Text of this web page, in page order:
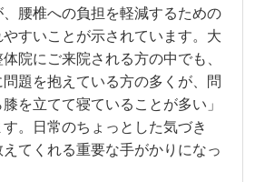
腰椎への負担を軽減するための
すいことが示されています。大
院にご来院される方の中でも、
題を抱えている方の多くが、問
を立てて寝ていることが多い」
。日常のちょっとした気づき
てくれる重要な手がかりになっ